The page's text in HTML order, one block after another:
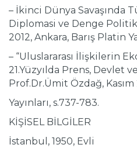
– İkinci Dünya Savaşında
Diplomasi ve Denge
2012, Ankara, Barış Platin
– “Uluslararası İlişkilerin
21.Yüzyılda Prens, Devlet
Prof.Dr.Ümit Özdağ,
Yayınları, s.737-783.
KİŞİSEL BİLGİLER
İstanbul, 1950, Evli